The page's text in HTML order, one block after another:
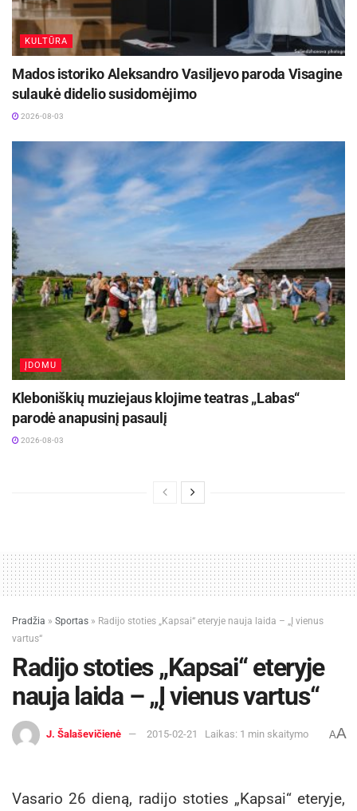
KULTŪRA
Mados istoriko Aleksandro Vasiljevo paroda Visagine
sulaukė didelio susidomėjimo
2026-08-03
ĮDOMU
Kleboniškių muziejaus klojime teatras „Labas“
parodė anapusinį pasaulį
2026-08-03
Pradžia » Sportas » Radijo stoties „Kapsai“ eteryje nauja laida – „Į vienus
vartus“
Radijo stoties „Kapsai“ eteryje
nauja laida – „Į vienus vartus“
J. Šalaševičienė 2015-02-21 Laikas: 1 min skaitymo AA
Vasario 26 dieną, radijo stoties „Kapsai“ eteryje,